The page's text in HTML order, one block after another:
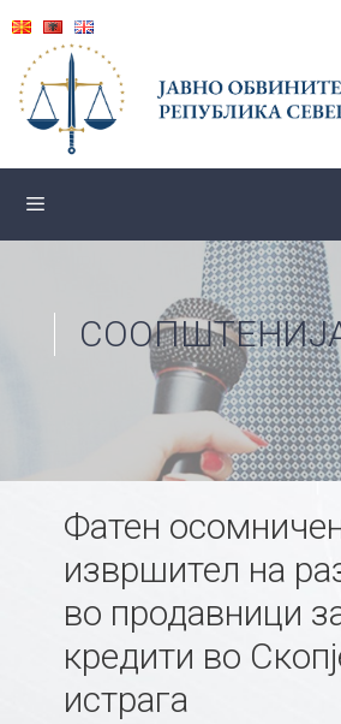
content
Фатен
извршител на
во продавници
кредити во
истрага